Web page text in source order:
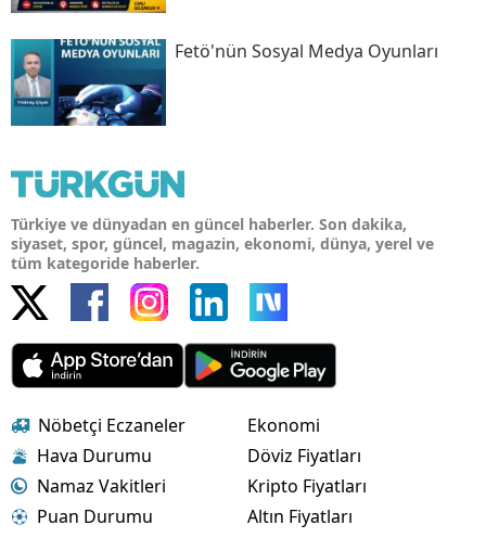
Fetö'nün Sosyal Medya Oyunları
Türkiye ve dünyadan en güncel haberler. Son dakika,
siyaset, spor, güncel, magazin, ekonomi, dünya, yerel ve
tüm kategoride haberler.
Nöbetçi Eczaneler
Hava Durumu
Namaz Vakitleri
Puan Durumu
Ekonomi
Döviz Fiyatları
Kripto Fiyatları
Altın Fiyatları